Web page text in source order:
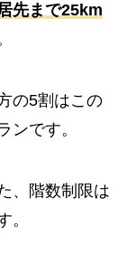
先まで25km
の5割はこの
ンです。
、階数制限は
。